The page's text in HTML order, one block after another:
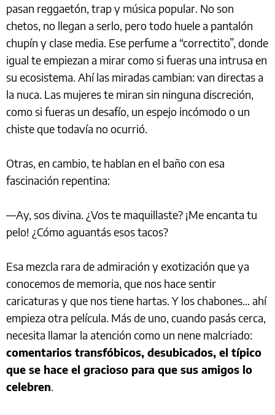
pasan reggaetón, trap y música popular. No son
chetos, no llegan a serlo, pero todo huele a pantalón
chupín y clase media. Ese perfume a “correctito”, donde
igual te empiezan a mirar como si fueras una intrusa en
su ecosistema. Ahí las miradas cambian: van directas a
la nuca. Las mujeres te miran sin ninguna discreción,
como si fueras un desafío, un espejo incómodo o un
chiste que todavía no ocurrió.
Otras, en cambio, te hablan en el baño con esa
fascinación repentina:
—Ay, sos divina. ¿Vos te maquillaste? ¡Me encanta tu
pelo! ¿Cómo aguantás esos tacos?
Esa mezcla rara de admiración y exotización que ya
conocemos de memoria, que nos hace sentir
caricaturas y que nos tiene hartas. Y los chabones… ahí
empieza otra película. Más de uno, cuando pasás cerca,
necesita llamar la atención como un nene malcriado:
comentarios transfóbicos, desubicados, el típico
que se hace el gracioso para que sus amigos lo
celebren.